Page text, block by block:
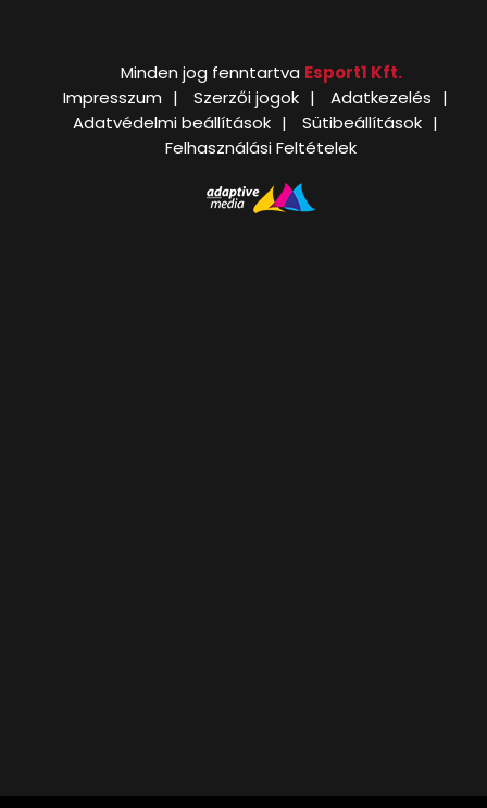
Minden jog fenntartva Esport1 Kft.
Impresszum
Szerzői jogok
Adatkezelés
Adatvédelmi beállítások
Sütibeállítások
Felhasználási Feltételek